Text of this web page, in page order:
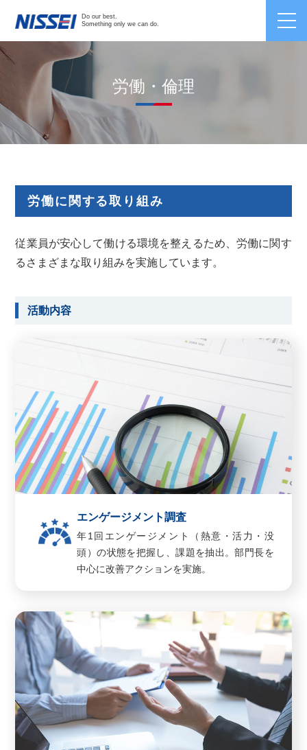
Do our best.
Something only we can do.
労働・倫理
労働に関する取り組み
従業員が安心して働ける環境を整えるため、労働に関す
るさまざまな取り組みを実施しています。
活動内容
エンゲージメント調査
年1回エンゲージメント（熱意・活力・没
頭）の状態を把握し、課題を抽出。部門長を
中心に改善アクションを実施。